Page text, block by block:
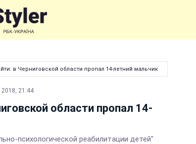
в Черниговской области пропал 14-летний мальчик
2018, 21:44
области пропал 14-
психологической реабилитации детей"